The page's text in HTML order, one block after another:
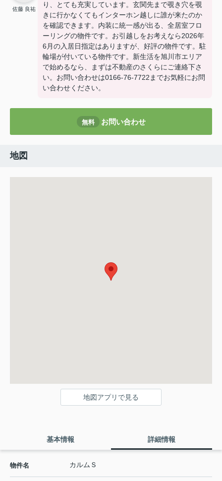
佐藤 良祐
り、とても充実しています。玄関先まで覗き穴を覗
きに行かなくてもインターホン越しに誰が来たのか
を確認できます。内装に統一感が出る、全居室フロ
ーリングの物件です。お引越しをお考えなら2026年
6月の入居日指定はありますが、好評の物件です。駐
輪場が付いている物件です。新生活を旭川市エリア
で始めるなら、まずは不動産のさくらにご連絡下さ
い。お問い合わせは0166-76-7722までお気軽にお問
い合わせください。
無料 お問い合わせ
地図
地図アプリで見る
基本情報 詳細情報
物件名 カルムＳ